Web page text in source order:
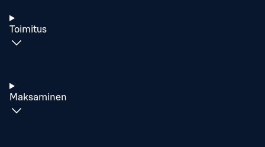
Toimitus
Maksaminen